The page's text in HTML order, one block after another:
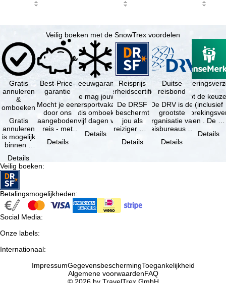
Veilig boeken met de SnowTrex voordelen
Gratis
annuleren
&
omboeken
Gratis
annuleren
is mogelijk
binnen 5
de
boeking,
als jouw
vakantie …
Details
Best-Price-
garantie
Mocht je een
door ons
aangeboden
reis - met
beschikbaarheid
Details
Sneeuwgarantie
Je mag jouw
wintersportvakantie
gratis omboeken
als vijf dagen voor
Details
Reisprijs
zekerheidscertificaat
De DRSF
beschermt
jou als
reiziger met
pakketreis
Details
Duitse
reisbond
De DRV is de
grootste
organisatie van
reisbureaus en
in Duitsland. …
Details
Je hebt de
(inclusief
en . De …
Details
Veilig boeken:
Betalingsmogelijkheden:
Social Media:
Onze labels:
Internationaal:
ImpressumGegevensbeschermingToegankelijkheid
Algemene voorwaardenFAQ